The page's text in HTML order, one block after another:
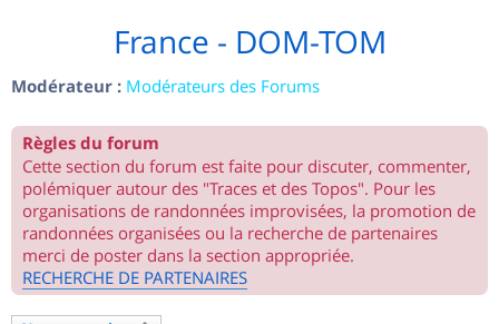
France - DOM-TOM
Modérateur : Modérateurs des Forums
Règles du forum
Cette section du forum est faite pour discuter, commenter,
polémiquer autour des "Traces et des Topos". Pour les
organisations de randonnées improvisées, la promotion de
randonnées organisées ou la recherche de partenaires
merci de poster dans la section appropriée.
RECHERCHE DE PARTENAIRES